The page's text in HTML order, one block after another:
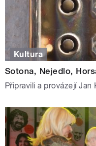
Kultura
Sotona, Nejedlo,
Připravili a provázejí Jan